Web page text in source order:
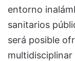
entorno
sanitarios
será posible